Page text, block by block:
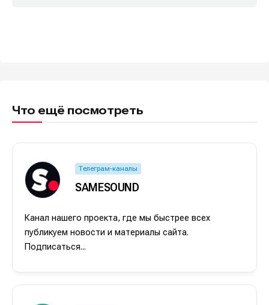
Что ещё посмотреть
Телеграм-каналы
SAMESOUND
Канал нашего проекта, где мы быстрее всех
публикуем новости и материалы сайта.
Подписаться...